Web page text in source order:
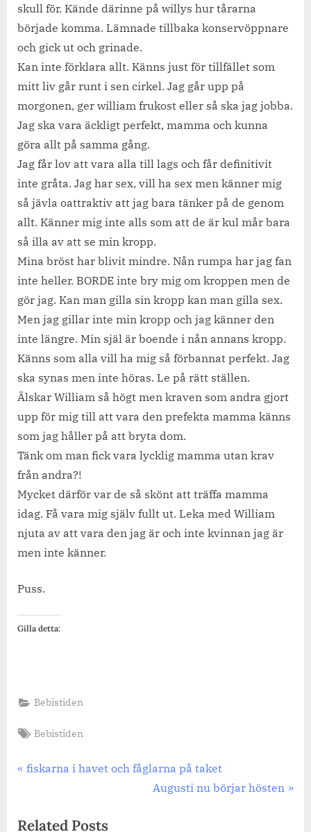
skull för. Kände därinne på willys hur tårarna
började komma. Lämnade tillbaka konservöppnare
och gick ut och grinade.
Kan inte förklara allt. Känns just för tillfället som
mitt liv går runt i sen cirkel. Jag går upp på
morgonen, ger william frukost eller så ska jag jobba.
Jag ska vara äckligt perfekt, mamma och kunna
göra allt på samma gång.
Jag får lov att vara alla till lags och får definitivit
inte gråta. Jag har sex, vill ha sex men känner mig
så jävla oattraktiv att jag bara tänker på de genom
allt. Känner mig inte alls som att de är kul mår bara
så illa av att se min kropp.
Mina bröst har blivit mindre. Nån rumpa har jag fan
inte heller. BORDE inte bry mig om kroppen men de
gör jag. Kan man gilla sin kropp kan man gilla sex.
Men jag gillar inte min kropp och jag känner den
inte längre. Min själ är boende i nån annans kropp.
Känns som alla vill ha mig så förbannat perfekt. Jag
ska synas men inte höras. Le på rätt ställen.
Älskar William så högt men kraven som andra gjort
upp för mig till att vara den prefekta mamma känns
som jag håller på att bryta dom.
Tänk om man fick vara lycklig mamma utan krav
från andra?!
Mycket därför var de så skönt att träffa mamma
idag. Få vara mig själv fullt ut. Leka med William
njuta av att vara den jag är och inte kvinnan jag är
men inte känner.
Puss.
Gilla detta:
Bebistiden
Tags:
Bebistiden
Inläggsnavigering
Previous
fiskarna i havet och fåglarna på taket
Next
Augusti nu börjar hösten
Related Posts